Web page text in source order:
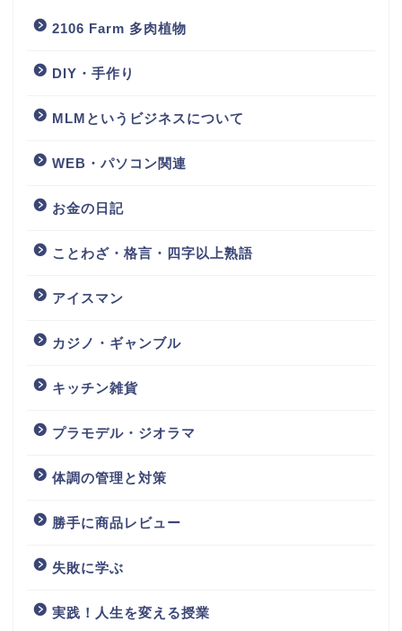
2106 Farm 多肉植物
DIY・手作り
MLMというビジネスについて
WEB・パソコン関連
お金の日記
ことわざ・格言・四字以上熟語
アイスマン
カジノ・ギャンブル
キッチン雑貨
プラモデル・ジオラマ
体調の管理と対策
勝手に商品レビュー
失敗に学ぶ
実践！人生を変える授業